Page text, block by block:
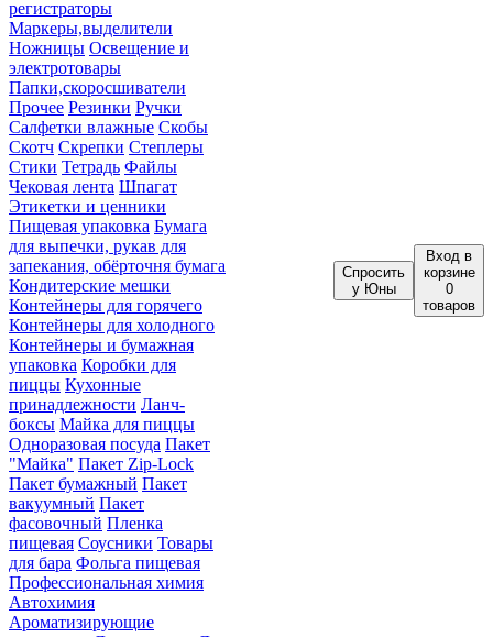
регистраторы
Маркеры,выделители
Ножницы Освещение и
электротовары
Папки,скоросшиватели
Прочее Резинки Ручки
Салфетки влажные Скобы
Скотч Скрепки Степлеры
Стики Тетрадь Файлы
Чековая лента Шпагат
Этикетки и ценники
Пищевая упаковка Бумага
для выпечки, рукав для
запекания, обёрточня бумага
Кондитерские мешки
Контейнеры для горячего
Контейнеры для холодного
Контейнеры и бумажная
упаковка Коробки для
пиццы Кухонные
принадлежности Ланч-
боксы Майка для пиццы
Одноразовая посуда Пакет
"Майка" Пакет Zip-Lock
Пакет бумажный Пакет
вакуумный Пакет
фасовочный Пленка
пищевая Соусники Товары
для бара Фольга пищевая
Профессиональная химия
Автохимия
Ароматизирующие
Спросить
у Юны
Вход в
корзине
0
товаров